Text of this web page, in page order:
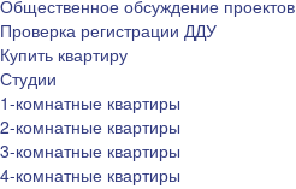
Общественное обсуждение проектов
Проверка регистрации ДДУ
Купить квартиру
Студии
1-комнатные квартиры
2-комнатные квартиры
3-комнатные квартиры
4-комнатные квартиры